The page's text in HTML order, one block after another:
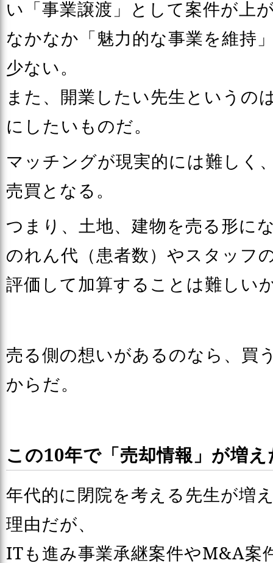
い「事業譲渡」として案件が上
なかなか「魅力的な事業を維持
少ない。
また、開業したい先生というの
にしたいものだ。
マッチングが現実的には難しく
売買となる。
つまり、土地、建物を売る形に
のれん代（患者数）やスタッフ
評価して加算することは難しい
売る側の想いがあるのなら、買
からだ。
この10年で「売却情報」が増え
年代的に閉院を考える先生が増
理由だが、
ITも進み事業承継案件やM&A案